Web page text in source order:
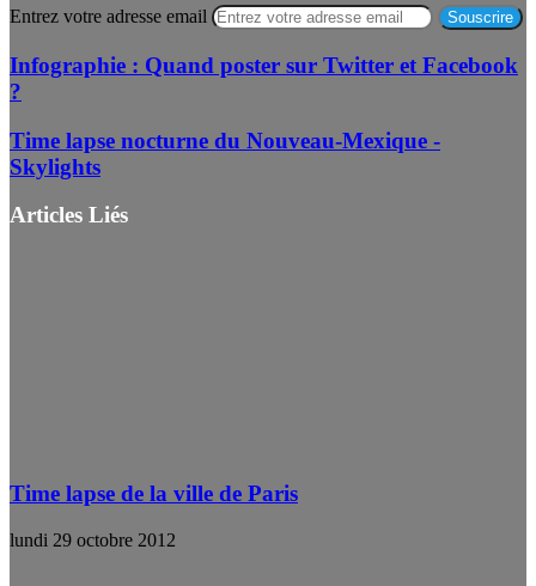
Entrez votre adresse email
Infographie : Quand poster sur Twitter et Facebook
?
Time lapse nocturne du Nouveau-Mexique -
Skylights
Articles Liés
Time lapse de la ville de Paris
lundi 29 octobre 2012